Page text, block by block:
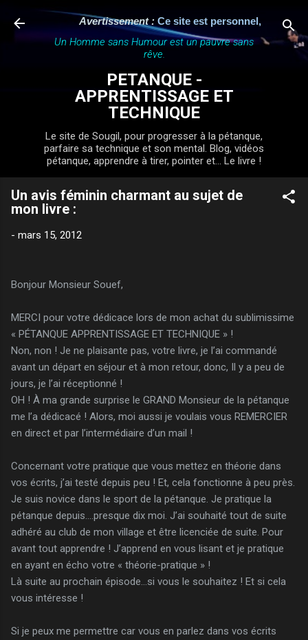
Accéder au contenu principal
Avertissement : Ce site est personnel,
Un Homme sans Humour est un pauvre sans
rêve.
PETANQUE -
APPRENTISSAGE ET
TECHNIQUE
Le site de Sougil, pour progresser à la pétanque,
parfaire sa technique et son mental. Blog, vidéos
pétanque, apprendre à tirer, pointer et... Le livre !
Un avis féminin charmant au sujet de
mon livre :
- mars 15, 2012
Bonjour Monsieur Souef,
MERCI pour votre dédicace lors de mon achat du sublimissime
« PÉTANQUE APPRENTISSAGE ET TECHNIQUE » !
Non, non ! Je ne plaisante pas, votre livre, je l’ai commandé
avant un départ en séjour et à mon retour, donc, Il y a peu de
jours, je l’ai réceptionné !
OH ! À ma grande surprise le GRAND Monsieur de la pétanque
me l’a dédicacé ! Alors, moi aussi je voulais vous REMERCIER
en direct et par l’intermédiaire d’un mail !
Concernant votre pratique que vous mettez en théorie dans
vos écrits, j’ai testé depuis peu ! Et, cela fonctionne à peu près.
Je suis novice dans le sport de la pétanque. Je pratique la
pétanque depuis….presque dix moi. J’ai souhaité tout de suite
adhéré au club de mon village et être licenciée de suite. Pour
avant tout apprendre ! J’apprend en vous lisant et je pratique
en ayant en écho votre « théorie-pratique » !
Là suite au prochain épisode…si vous le souhaitez ! Et si cela
vous intéresse !
Si je peux me permettre car vous en parlez dans vos écrits